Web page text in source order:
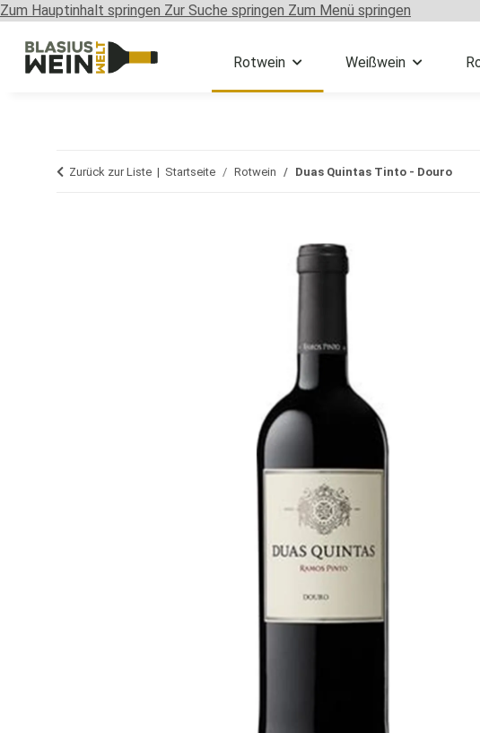
Zum Hauptinhalt springen Zur Suche springen Zum Menü springen
Rotwein Weißwein
Zurück zur Liste Startseite Rotwein Duas Quintas Tinto - Douro